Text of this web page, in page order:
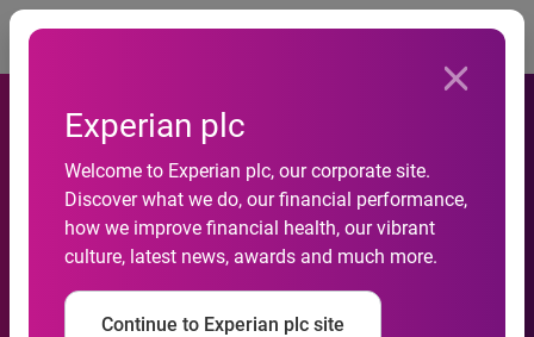
Experian plc
Welcome to Experian plc, our corporate site.
Discover what we do, our financial performance,
how we improve financial health, our vibrant
culture, latest news, awards and much more.
Continue to Experian plc site
Los Centros Comerciales
Reciben En Octubre Un 2,3%
Menos De Visitas